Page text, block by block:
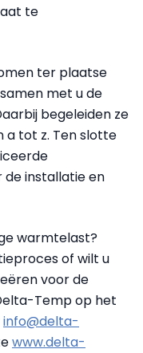
te
ter plaatse
met u de
begeleiden ze
a tot z. Ten slotte
de installatie en
warmtelast?
of wilt u
voor de
Temp op het
info@delta-
www.delta-